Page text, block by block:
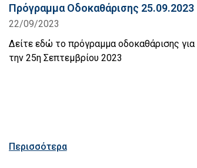
Πρόγραμμα Οδοκαθάρισης 25.09.2023
22/09/2023
Δείτε εδώ το πρόγραμμα οδοκαθάρισης για
την 25η Σεπτεμβρίου 2023
Περισσότερα